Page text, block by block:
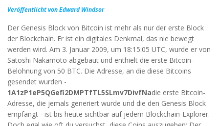
Veröffentlicht von Edward Windsor
Der Genesis Block von Bitcoin ist mehr als nur der erste Block
der Blockchain. Er ist ein digitales Denkmal, das nie bewegt
werden wird. Am 3. Januar 2009, um 18:15:05 UTC, wurde er von
Satoshi Nakamoto abgebaut und enthielt die erste Bitcoin-
Belohnung von 50 BTC. Die Adresse, an die diese Bitcoins
gesendet wurden -
1A1zP1eP5QGefi2DMPTfTL5SLmv7DivfNadie erste Bitcoin-
Adresse, die jemals generiert wurde und die den Genesis Block
empfängt - ist bis heute sichtbar auf jedem Blockchain-Explorer.